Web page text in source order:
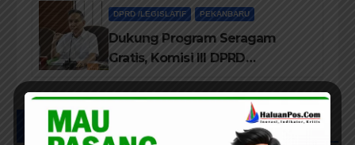
DPRD /LEGISLATIF PEKANBARU
Dukung Program Seragam
Gratis, Komisi III DPRD
Pekanbaru sebut Anggaran
Rehab Sekolah Harus
UCAPAN IKLAN HUT RIAU KE-69